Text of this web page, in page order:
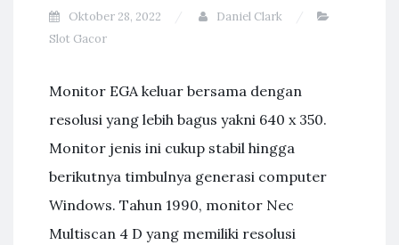
Oktober 28, 2022
Daniel Clark
Slot Gacor
Monitor EGA keluar bersama dengan
resolusi yang lebih bagus yakni 640 x 350.
Monitor jenis ini cukup stabil hingga
berikutnya timbulnya generasi computer
Windows. Tahun 1990, monitor Nec
Multiscan 4 D yang memiliki resolusi